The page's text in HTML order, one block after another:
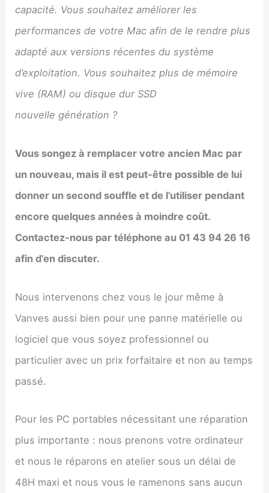
capacité. Vous souhaitez améliorer les
performances de votre Mac afin de le rendre plus
adapté aux versions récentes du système
d’exploitation. Vous souhaitez plus de mémoire
vive (RAM) ou disque dur SSD
nouvelle génération ?
Vous songez à remplacer votre ancien Mac par
un nouveau, mais il est peut-être possible de lui
donner un second souffle et de l’utiliser pendant
encore quelques années à moindre coût.
Contactez-nous par téléphone au 01 43 94 26 16
afin d’en discuter.
Nous intervenons chez vous le jour même à
Vanves aussi bien pour une panne matérielle ou
logiciel que vous soyez professionnel ou
particulier avec un prix forfaitaire et non au temps
passé.
Pour les PC portables nécessitant une réparation
plus importante : nous prenons votre ordinateur
et nous le réparons en atelier sous un délai de
48H maxi et nous vous le ramenons sans aucun